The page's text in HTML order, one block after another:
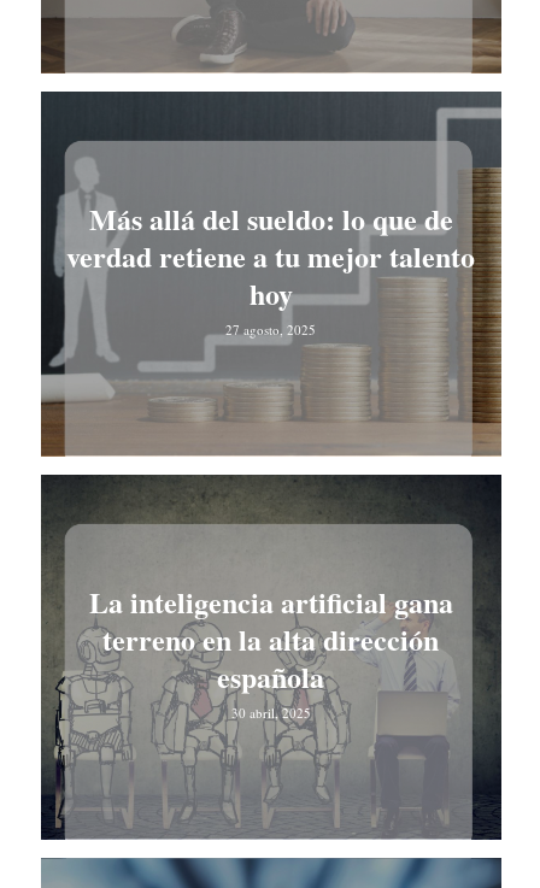
Más allá del sueldo: lo que de
verdad retiene a tu mejor talento
hoy
27 agosto, 2025
La inteligencia artificial gana
terreno en la alta dirección
española
30 abril, 2025